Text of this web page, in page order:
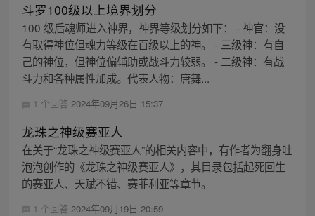
斗罗100级以上境界划分
100 级后魂师进入神界，神界等级划分如下： - 神官：没
有取得神位但魂力等级在百级以上的神。 - 三级神：有自
己的神位，但神位偏辅助或战斗力较弱。 - 二级神：有战
斗力和各种属性加成。代表人物：唐舞...
1 个回答 2024年09月26日 15:37
龙珠之神级赛亚人
在关于“龙珠之神级赛亚人”的相关内容中，有作者为翻身吐
泡泡创作的《龙珠之神级赛亚人》，其目录包括起死回生
的赛亚人、天赋不错、赛菲利亚等章节。
1 个回答 2024年09月19日 20:59